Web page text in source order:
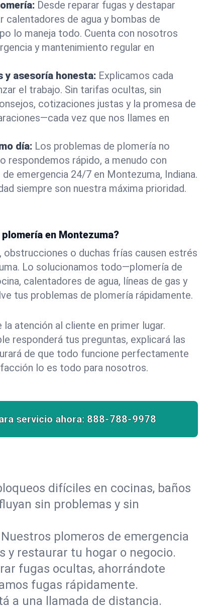
Desde reparar fugas y destapar
calentadores de agua y bombas de
lo maneja todo. Cuenta con nosotros
y mantenimiento regular en
y asesoría honesta: Explicamos cada
el trabajo. Sin tarifas ocultas, sin
cotizaciones justas y la promesa de
vez que nos llames en
día: Los problemas de plomería no
respondemos rápido, a menudo con
emergencia 24/7 en Montezuma, Indiana.
siempre son nuestra máxima prioridad.
en Montezuma?
obstrucciones o duchas frías causen estrés
Lo solucionamos todo—plomería de
calentadores de agua, líneas de gas y
tus problemas de plomería rápidamente.
la atención al cliente en primer lugar.
responderá tus preguntas, explicará las
de que todo funcione perfectamente
lo es todo para nosotros.
servicio ahora: 888-788-9978
difíciles en cocinas, baños
sin problemas y sin
plomeros de emergencia
y restaurar tu hogar o negocio.
fugas ocultas, ahorrándote
fugas rápidamente.
a una llamada de distancia.